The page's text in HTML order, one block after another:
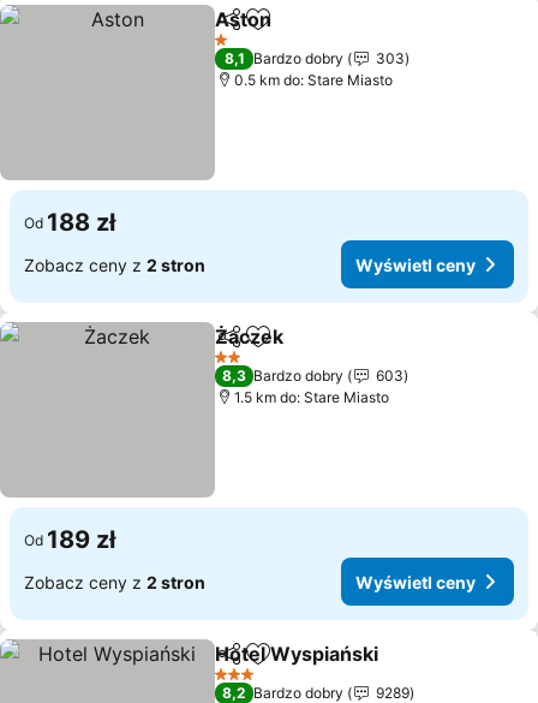
UdostępnijDodaj do ulubionych
Aston
1 Kategoria
8,1 Bardzo dobry
303
0.5 km do: Stare Miasto
Od 188 zł
Zobacz ceny z 2 stron Wyświetl ceny
UdostępnijDodaj do ulubionych
Żaczek
2 Kategoria
8,3 Bardzo dobry
603
1.5 km do: Stare Miasto
Od 189 zł
Zobacz ceny z 2 stron Wyświetl ceny
Udostępnij
Dodaj do ulubionych
Hotel Wyspiański
3 Kategoria
8,2 Bardzo dobry
9289